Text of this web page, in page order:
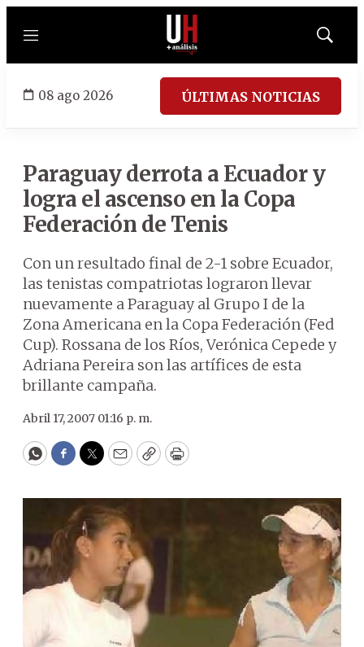
Menú
Mostrar
08 ago 2026 ÚLTIMAS NOTICIAS
Paraguay derrota a Ecuador y
logra el ascenso en la Copa
Federación de Tenis
Con un resultado final de 2-1 sobre Ecuador,
las tenistas compatriotas lograron llevar
nuevamente a Paraguay al Grupo I de la
Zona Americana en la Copa Federación (Fed
Cup). Rossana de los Ríos, Verónica Cepede y
Adriana Pereira son las artífices de esta
brillante campaña.
Abril 17, 2007 01:16 p. m.
WhatsApp
Facebook
Twitter
EmailCopyPrint